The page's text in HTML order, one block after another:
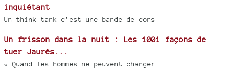
inquiétant
Un think tank c’est une bande de cons
Un frisson dans la nuit : Les 1001 façons de
tuer Jaurès...
« Quand les hommes ne peuvent changer